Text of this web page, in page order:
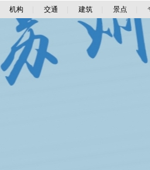
机构 交通 建筑 景点